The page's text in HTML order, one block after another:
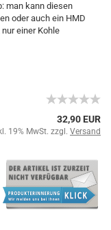
man kann diesen
oder auch ein HMD
einer Kohle
32,90 EUR
19% MwSt. zzgl. Versand